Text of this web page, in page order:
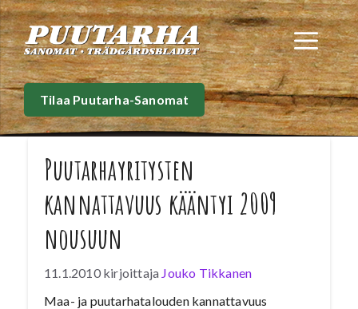
Siirry
sisältöön
Tilaa Puutarha-Sanomat
Puutarhayritysten
kannattavuus kääntyi 2009
nousuun
11.1.2010 kirjoittaja Jouko Tikkanen
Maa- ja puutarhatalouden kannattavuus